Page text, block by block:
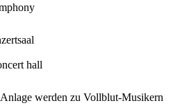
hall
werden zu Vollblut-Musikern